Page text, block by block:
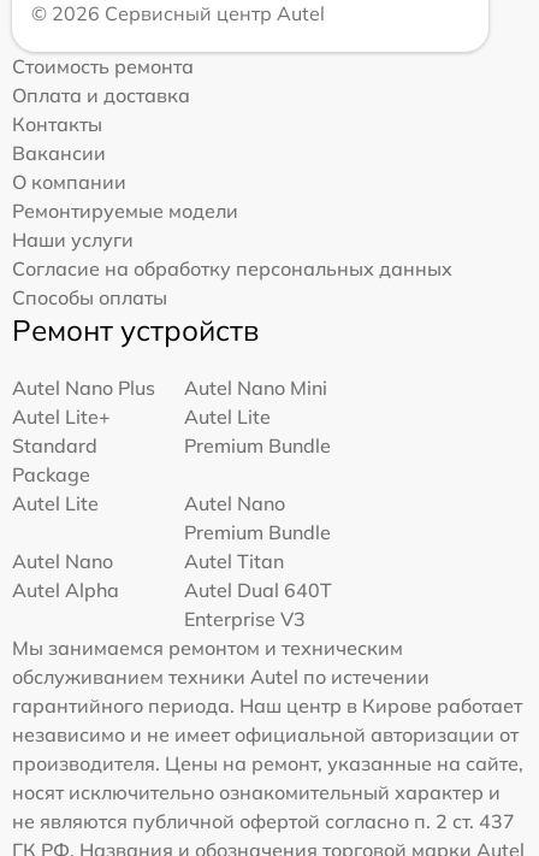
© 2026 Сервисный центр Autel
Стоимость ремонта
Оплата и доставка
Контакты
Вакансии
О компании
Ремонтируемые модели
Наши услуги
Согласие на обработку персональных данных
Способы оплаты
Ремонт устройств
Autel Nano Plus
Autel Nano Mini
Autel Lite+
Standard
Package
Autel Lite
Premium Bundle
Autel Lite
Autel Nano
Premium Bundle
Autel Nano
Autel Titan
Autel Alpha
Autel Dual 640T
Enterprise V3
Мы занимаемся ремонтом и техническим
обслуживанием техники Autel по истечении
гарантийного периода. Наш центр в Кирове работает
независимо и не имеет официальной авторизации от
производителя. Цены на ремонт, указанные на сайте,
носят исключительно ознакомительный характер и
не являются публичной офертой согласно п. 2 ст. 437
ГК РФ. Названия и обозначения торговой марки Autel